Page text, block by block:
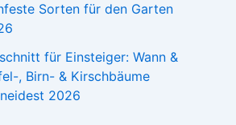
Sorten für den Garten
für Einsteiger: Wann &
, Birn- & Kirschbäume
2026